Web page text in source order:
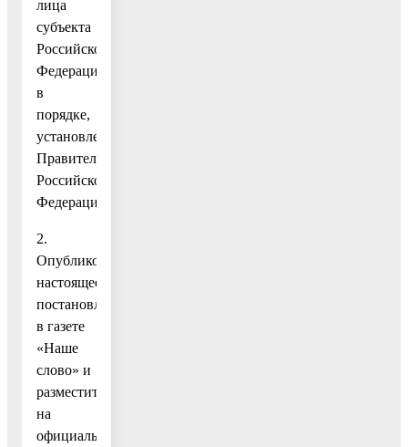
лица
субъекта
Российской
Федерации
в
порядке,
установленном
Правительством
Российской
Федерации;».
2.
Опубликовать
настоящее
постановление
в газете
«Наше
слово» и
разместить
на
официальном